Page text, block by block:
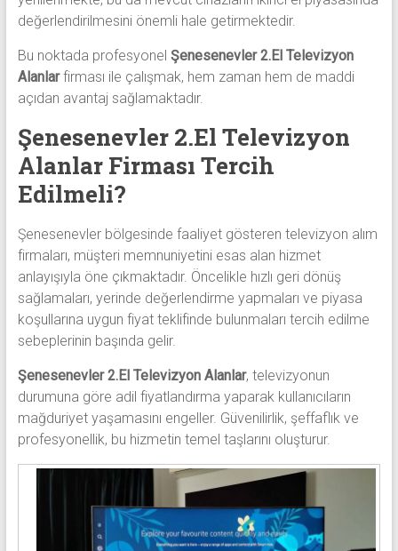
değerlendirilmesini önemli hale getirmektedir.
Bu noktada profesyonel Şenesenevler 2.El Televizyon
Alanlarfirması ile çalışmak, hem zaman hem de maddi
açıdan avantaj sağlamaktadır.
Şenesenevler 2.El Televizyon
Alanlar Firması Tercih
Edilmeli?
Şenesenevler bölgesinde faaliyet gösteren televizyon alım
firmaları, müşteri memnuniyetini esas alan hizmet
anlayışıyla öne çıkmaktadır. Öncelikle hızlı geri dönüş
sağlamaları, yerinde değerlendirme yapmaları ve piyasa
koşullarına uygun fiyat teklifinde bulunmaları tercih edilme
sebeplerinin başında gelir.
Şenesenevler 2.El Televizyon Alanlar, televizyonun
durumuna göre adil fiyatlandırma yaparak kullanıcıların
mağduriyet yaşamasını engeller. Güvenilirlik, şeffaflık ve
profesyonellik, bu hizmetin temel taşlarını oluşturur.